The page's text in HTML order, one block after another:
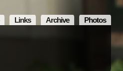
Links Archive Photos